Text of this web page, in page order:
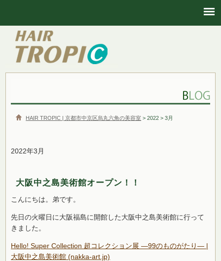
HAIR TROPIC | 京都市中京区烏丸六角の美容室 > 2022 > 3月
2022年3月
大阪中之島美術館オープン！！
こんにちは。弟です。
先日の火曜日に大阪福島に開館した大阪中之島美術館に行って
きました。
Hello! Super Collection 超コレクション展 ―99のものがたり― |
大阪中之島美術館 (nakka-art.jp)